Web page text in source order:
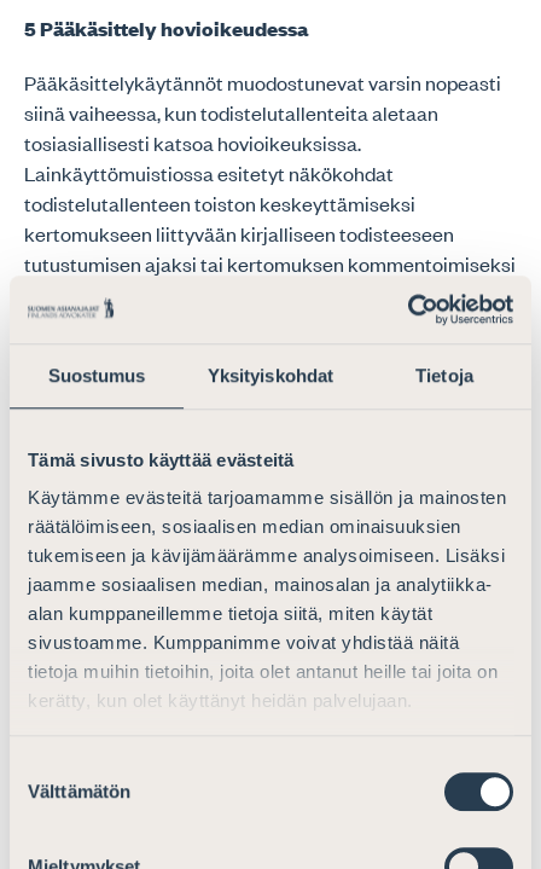
Suostumus Yksityiskohdat Tietoja
Tämä sivusto käyttää evästeitä
Käytämme evästeitä tarjoamamme sisällön ja mainosten
räätälöimiseen, sosiaalisen median ominaisuuksien
tukemiseen ja kävijämäärämme analysoimiseen. Lisäksi
jaamme sosiaalisen median, mainosalan ja analytiikka-
alan kumppaneillemme tietoja siitä, miten käytät
sivustoamme. Kumppanimme voivat yhdistää näitä
tietoja muihin tietoihin, joita olet antanut heille tai joita on
kerätty, kun olet käyttänyt heidän palvelujaan.
valinta
Välttämätön
5 Pääkäsittely hovioikeudessa
Pääkäsittelykäytännöt muodostunevat varsin nopeasti
siinä vaiheessa, kun todistelutallenteita aletaan
tosiasiallisesti katsoa hovioikeuksissa.
Lainkäyttömuistiossa esitetyt näkökohdat
todistelutallenteen toiston keskeyttämiseksi
kertomukseen liittyvään kirjalliseen todisteeseen
tutustumisen ajaksi tai kertomuksen kommentoimiseksi
ovat varteenotettavia. Tallenteiden tuomia
mahdollisuuksia (esimerkiksi hidastus, pysäytys, toisto)
Todistelutallenteiden esittämiskäytäntöjä olisi kenties
määrin asianosaiset voivat kontrolloida
todistelutallenteiden esittämistä. Etenkin laajoissa
jutuissa kertomusten tärkeät kohdat saattavat olla
hyvinkin hajallaan eri todistajien kertomuksissa, jolloin
kertomusten tärkeiden yksityiskohtien
yhteneväisyyksien ja ristiriitaisuuksien havaitseminen
voi olla vaikeaa.
Todistelutallenteiden avulla tällaiset kohdat voitaisiin
on tietystä yksityiskohdasta sanonut.
Olisi toivottavaa, että hovioikeudessa pyrittäisiin kaiken